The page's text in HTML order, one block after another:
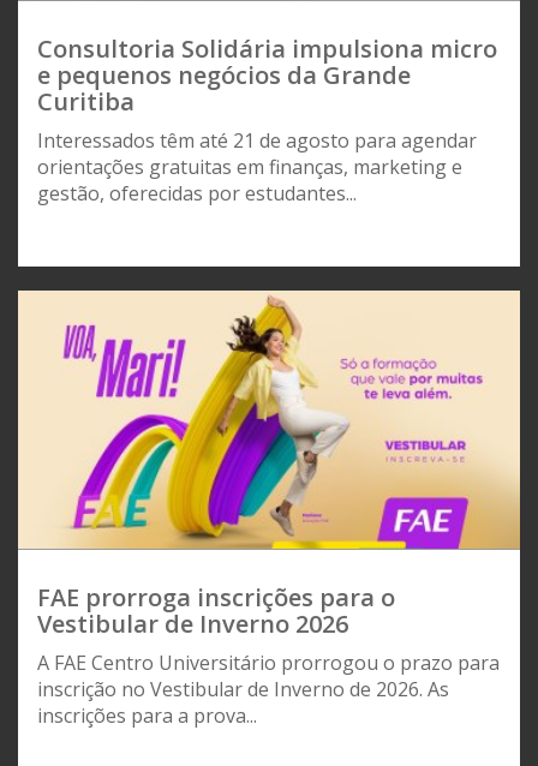
Consultoria Solidária impulsiona micro
e pequenos negócios da Grande
Curitiba
Interessados têm até 21 de agosto para agendar
orientações gratuitas em finanças, marketing e
gestão, oferecidas por estudantes...
FAE prorroga inscrições para o
Vestibular de Inverno 2026
A FAE Centro Universitário prorrogou o prazo para
inscrição no Vestibular de Inverno de 2026. As
inscrições para a prova...